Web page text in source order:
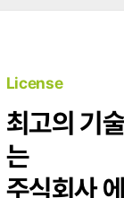
License
최고의 기
는
주식회사